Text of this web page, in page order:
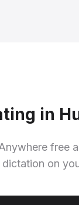
in
free
dictation on